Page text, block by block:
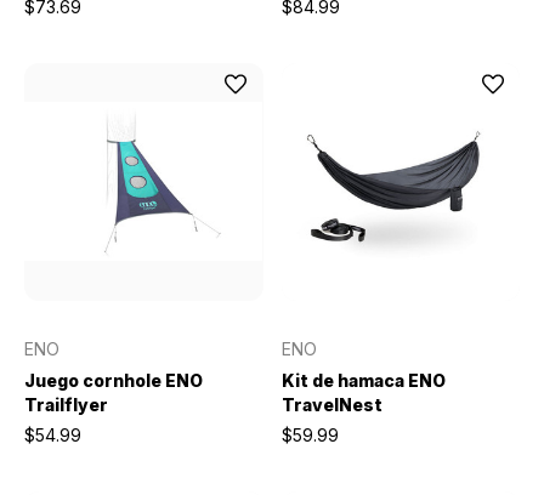
$73.69
$84.99
ENO
Juego cornhole ENO
Trailflyer
$54.99
ENO
Kit de hamaca ENO
TravelNest
$59.99